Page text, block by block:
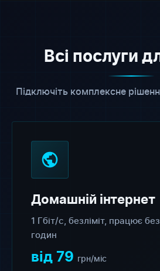
Всі послуги
Підключіть комплексне
Домашній інтернет
1 Гбіт/с, безліміт, працює
годин
від 79 грн/міс